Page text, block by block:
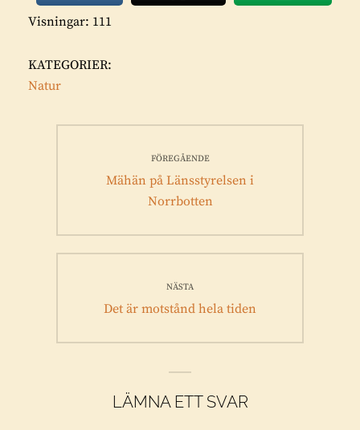
Visningar: 111
KATEGORIER:
Natur
FÖREGÅENDE
Föregående
Mähän på Länsstyrelsen i
Norrbotten
NÄSTA
Nästa
Det är motstånd hela tiden
LÄMNA ETT SVAR